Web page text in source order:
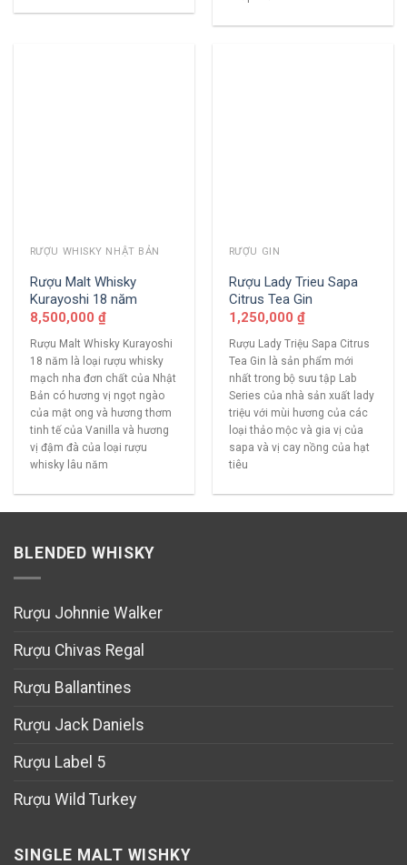
RƯỢU WHISKY NHẬT BẢN
Rượu Malt Whisky
Kurayoshi 18 năm
8,500,000 ₫
Rượu Malt Whisky Kurayoshi
18 năm là loại rượu whisky
mạch nha đơn chất của Nhật
Bản có hương vị ngọt ngào
của mật ong và hương thơm
tinh tế của Vanilla và hương
vị đậm đà của loại rượu
whisky lâu năm
RƯỢU GIN
Rượu Lady Trieu Sapa
Citrus Tea Gin
1,250,000 ₫
Rượu Lady Triệu Sapa Citrus
Tea Gin là sản phẩm mới
nhất trong bộ sưu tập Lab
Series của nhà sản xuất lady
triệu với mùi hương của các
loại thảo mộc và gia vị của
sapa và vị cay nồng của hạt
tiêu
BLENDED WHISKY
Rượu Johnnie Walker
Rượu Chivas Regal
Rượu Ballantines
Rượu Jack Daniels
Rượu Label 5
Rượu Wild Turkey
SINGLE MALT WISHKY